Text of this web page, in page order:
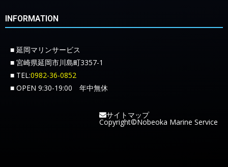
INFORMATION
■ 延岡マリンサービス
■ 宮崎県延岡市川島町3357-1
■ TEL:0982-36-0852
■ OPEN 9:30-19:00 年中無休
サイトマップ
Copyright©Nobeoka Marine Service